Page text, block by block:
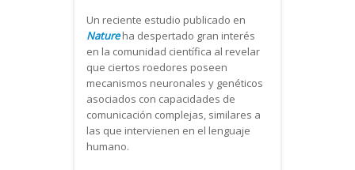
Un reciente estudio publicado en
Natureha despertado gran interés
en la comunidad científica al revelar
que ciertos roedores poseen
mecanismos neuronales y genéticos
asociados con capacidades de
comunicación complejas, similares a
las que intervienen en el lenguaje
humano.